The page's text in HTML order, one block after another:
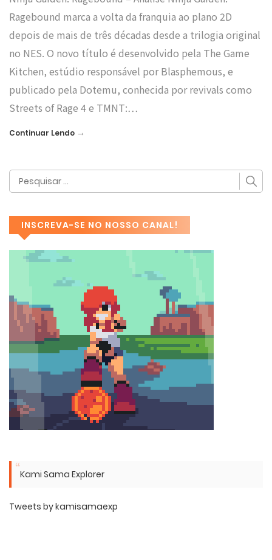
Ragebound marca a volta da franquia ao plano 2D
depois de mais de três décadas desde a trilogia original
no NES. O novo título é desenvolvido pela The Game
Kitchen, estúdio responsável por Blasphemous, e
publicado pela Dotemu, conhecida por revivals como
Streets of Rage 4 e TMNT:…
Continuar Lendo →
INSCREVA-SE NO NOSSO CANAL!
Kami Sama Explorer
Tweets by kamisamaexp